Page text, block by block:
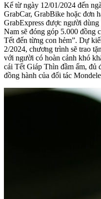
Kể từ ngày 12/01/2024 đến
GrabCar, GrabBike hoặc đơn
GrabExpress được người
Nam sẽ đóng góp 5.000 đồng
Tết đến từng con hẻm”. Dự
2/2024, chương trình sẽ trao
với người có hoàn cảnh khó
cái Tết Giáp Thìn đầm ấm, đủ
đồng hành của đối tác